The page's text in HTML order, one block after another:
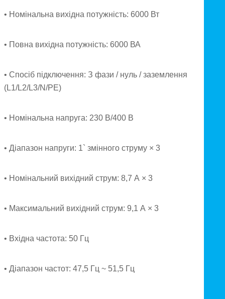
• Номінальна вихідна потужність: 6000 Вт
• Повна вихідна потужність: 6000 ВА
• Спосіб підключення: З фази / нуль / заземлення
(L1/L2/L3/N/PE)
• Номінальна напруга: 230 В/400 В
• Діапазон напруги: 1` змінного струму × 3
• Номінальний вихідний струм: 8,7 А × 3
• Максимальний вихідний струм: 9,1 А × 3
• Вхідна частота: 50 Гц
• Діапазон частот: 47,5 Гц ~ 51,5 Гц